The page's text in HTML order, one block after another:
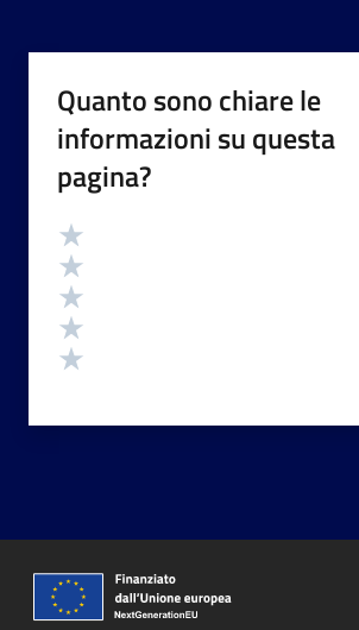
Quanto sono chiare le
informazioni su questa
pagina?
Valutazione